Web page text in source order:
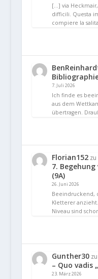
[…] via
difficili. Questa
compiere la
7. Juli 2026
Ich finde es
aus dem
übertragen.
Florian152zu
7.
(9A)
26. Juni 2026
Beeindruckend,
Kletterer
Niveau sind
Gunther30zu
– Quo vadis
23. März 2026